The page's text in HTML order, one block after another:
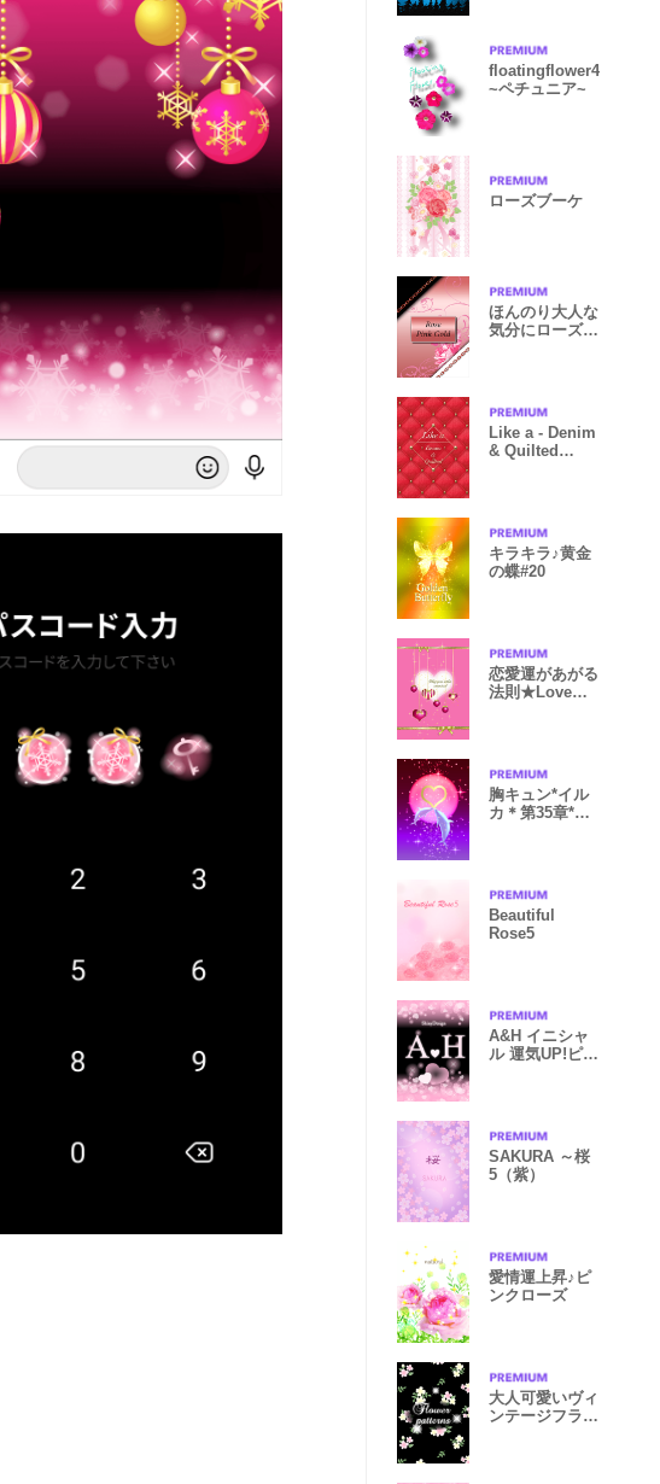
floatingflower4
~ペチュニア~
ローズブーケ
ほんのり大人な
気分にローズピ
Like a - Denim
& Quilted
キラキラ♪黄金
の蝶#20
恋愛運があがる
法則★Love
胸キュン*イル
カ＊第35章*ピ
Beautiful
Rose5
A&H イニシャ
ル 運気UP!ピン
SAKURA ～桜
5（紫）
愛情運上昇♪ピ
ンクローズ
大人可愛いヴィ
ンテージフラワ